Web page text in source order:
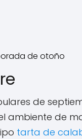
de otoño
de
ambiente de
tarta de